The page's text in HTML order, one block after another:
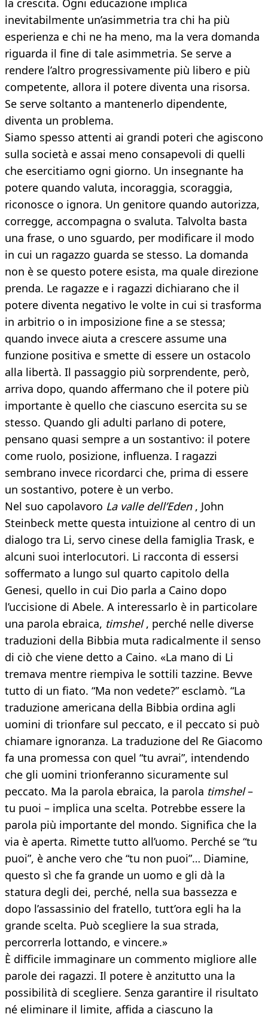
inevitabilmente un’asimmetria tra chi ha più
esperienza e chi ne ha meno, ma la vera domanda
riguarda il fine di tale asimmetria. Se serve a
rendere l’altro progressivamente più libero e più
competente, allora il potere diventa una risorsa.
Se serve soltanto a mantenerlo dipendente,
diventa un problema.
Siamo spesso attenti ai grandi poteri che agiscono
sulla società e assai meno consapevoli di quelli
che esercitiamo ogni giorno. Un insegnante ha
potere quando valuta, incoraggia, scoraggia,
riconosce o ignora. Un genitore quando autorizza,
corregge, accompagna o svaluta. Talvolta basta
una frase, o uno sguardo, per modificare il modo
in cui un ragazzo guarda se stesso. La domanda
non è se questo potere esista, ma quale direzione
prenda. Le ragazze e i ragazzi dichiarano che il
potere diventa negativo le volte in cui si trasforma
in arbitrio o in imposizione fine a se stessa;
quando invece aiuta a crescere assume una
funzione positiva e smette di essere un ostacolo
alla libertà. Il passaggio più sorprendente, però,
arriva dopo, quando affermano che il potere più
importante è quello che ciascuno esercita su se
stesso. Quando gli adulti parlano di potere,
pensano quasi sempre a un sostantivo: il potere
come ruolo, posizione, influenza. I ragazzi
sembrano invece ricordarci che, prima di essere
un sostantivo, potere è un verbo.
Nel suo capolavoro La valle dell’Eden, John
Steinbeck mette questa intuizione al centro di un
dialogo tra Li, servo cinese della famiglia Trask, e
alcuni suoi interlocutori. Li racconta di essersi
soffermato a lungo sul quarto capitolo della
Genesi, quello in cui Dio parla a Caino dopo
l’uccisione di Abele. A interessarlo è in particolare
una parola ebraica, timshel, perché nelle diverse
traduzioni della Bibbia muta radicalmente il senso
di ciò che viene detto a Caino. «La mano di Li
tremava mentre riempiva le sottili tazzine. Bevve
tutto di un fiato. “Ma non vedete?” esclamò. “La
traduzione americana della Bibbia ordina agli
uomini di trionfare sul peccato, e il peccato si può
chiamare ignoranza. La traduzione del Re Giacomo
fa una promessa con quel “tu avrai”, intendendo
che gli uomini trionferanno sicuramente sul
peccato. Ma la parola ebraica, la parola timshel–
tu puoi – implica una scelta. Potrebbe essere la
parola più importante del mondo. Significa che la
via è aperta. Rimette tutto all’uomo. Perché se “tu
puoi”, è anche vero che “tu non puoi”… Diamine,
questo sì che fa grande un uomo e gli dà la
statura degli dei, perché, nella sua bassezza e
dopo l’assassinio del fratello, tutt’ora egli ha la
grande scelta. Può scegliere la sua strada,
percorrerla lottando, e vincere.»
È difficile immaginare un commento migliore alle
parole dei ragazzi. Il potere è anzitutto una la
possibilità di scegliere. Senza garantire il risultato
né eliminare il limite, affida a ciascuno la